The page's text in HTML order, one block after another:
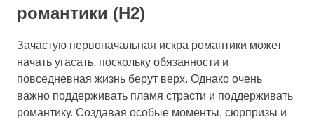
романтики (H2)
Зачастую первоначальная искра романтики может
начать угасать, поскольку обязанности и
повседневная жизнь берут верх. Однако очень
важно поддерживать пламя страсти и поддерживать
романтику. Создавая особые моменты, сюрпризы и